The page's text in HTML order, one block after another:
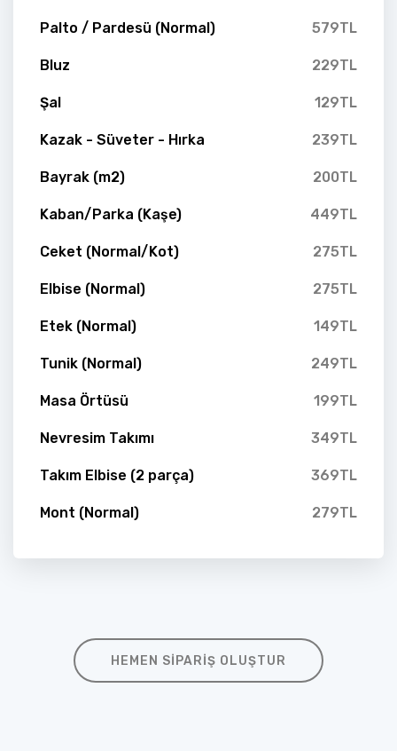
Palto / Pardesü (Normal) 579TL
Bluz 229TL
Şal 129TL
Kazak - Süveter - Hırka 239TL
Bayrak (m2) 200TL
Kaban/Parka (Kaşe) 449TL
Ceket (Normal/Kot) 275TL
Elbise (Normal) 275TL
Etek (Normal) 149TL
Tunik (Normal) 249TL
Masa Örtüsü 199TL
Nevresim Takımı 349TL
Takım Elbise (2 parça) 369TL
Mont (Normal) 279TL
HEMEN SIPARIŞ OLUŞTUR